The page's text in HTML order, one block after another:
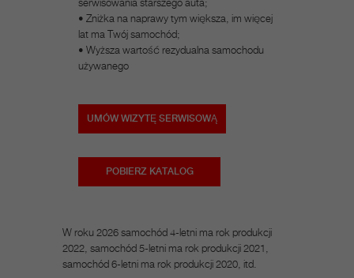
serwisowania starszego auta;​
• Zniżka na naprawy tym większa, im więcej
lat ma Twój samochód;​
• Wyższa wartość rezydualna samochodu
używanego
UMÓW WIZYTĘ SERWISOWĄ
POBIERZ KATALOG
W roku 2026 samochód 4-letni ma rok produkcji
2022, samochód 5-letni ma rok produkcji 2021,
samochód 6-letni ma rok produkcji 2020, itd.